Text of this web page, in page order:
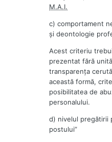
M.A.I.
c) comportament
şi deontologie
Acest criteriu
prezentat fără
transparenţa
această formă,
posibilitatea de
personalului.
d) nivelul pregătirii
postului”